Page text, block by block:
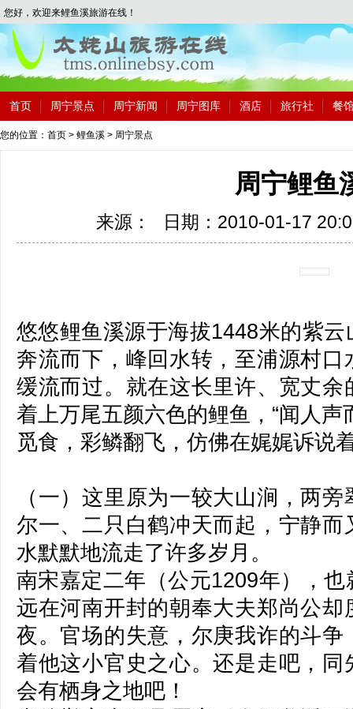
您好，欢迎来鲤鱼溪旅游在线！
首页 周宁景点 周宁新闻 周宁图库 酒店 旅行社 餐
您的位置： 首页 > 鲤鱼溪 > 周宁景点
周宁鲤鱼
来源： 日期：2010-01-17
悠悠鲤鱼溪源于海拔1448米的紫
奔流而下，峰回水转，至浦源村
缓流而过。就在这长里许、宽丈
着上万尾五颜六色的鲤鱼，“闻人声
觅食，彩鳞翻飞，仿佛在娓娓诉说
（一）这里原为一较大山涧，两
尔一、二只白鹤冲天而起，宁静
水默默地流走了许多岁月。
南宋嘉定二年（公元1209年），
远在河南开封的朝奉大夫郑尚公
夜。官场的失意，尔庚我诈的斗
着他这小官史之心。还是走吧，
会有栖身之地吧！